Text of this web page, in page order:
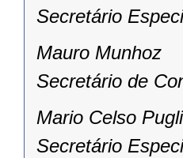
Secretário
Mauro Munhoz
Secretário de
Mario Celso
Secretário